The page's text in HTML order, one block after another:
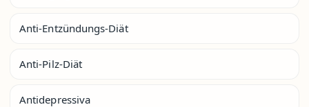
Anti-Entzündungs-Diät
Anti-Pilz-Diät
Antidepressiva